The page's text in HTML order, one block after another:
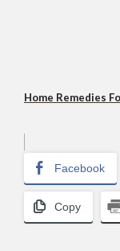
Home Remedies
Facebook
Copy